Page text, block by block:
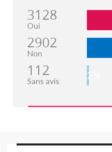
3128
Oui
2902
Non
112
Sans avis 2%